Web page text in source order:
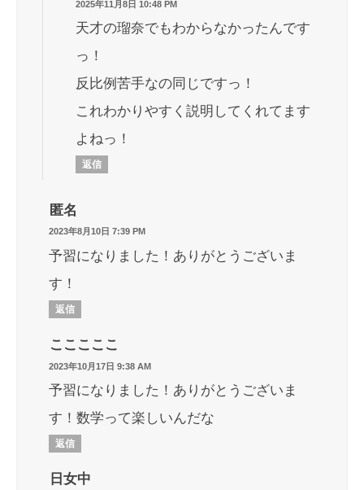
2025年11月8日 10:48 PM
天才の瑠奈でもわからなかったんです
っ！
反比例苦手なの同じですっ！
これわかりやすく説明してくれてます
よねっ！
返信
匿名
2023年8月10日 7:39 PM
予習になりました！ありがとうございま
す！
返信
こここここ
2023年10月17日 9:38 AM
予習になりました！ありがとうございま
す！数学って楽しいんだな
返信
日女中